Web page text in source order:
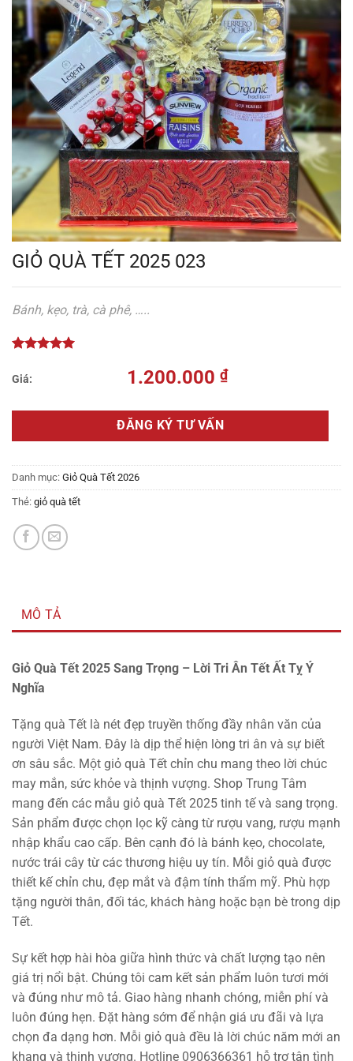
GIỎ QUÀ TẾT 2025 023
Bánh, kẹo, trà, cà phê, …..
1.200.000₫
ĐĂNG KÝ TƯ VẤN
Danh mục: Giỏ Quà Tết 2026
Thẻ: giỏ quà tết
MÔ TẢ
Giỏ Quà Tết 2025 Sang Trọng – Lời Tri Ân Tết Ất Tỵ Ý
Nghĩa
Tặng quà Tết là nét đẹp truyền thống đầy nhân văn của
người Việt Nam. Đây là dịp thể hiện lòng tri ân và sự biết
ơn sâu sắc. Một giỏ quà Tết chỉn chu mang theo lời chúc
may mắn, sức khỏe và thịnh vượng. Shop Trung Tâm
mang đến các mẫu giỏ quà Tết 2025 tinh tế và sang trọng.
Sản phẩm được chọn lọc kỹ càng từ rượu vang, rượu mạnh
nhập khẩu cao cấp. Bên cạnh đó là bánh kẹo, chocolate,
nước trái cây từ các thương hiệu uy tín. Mỗi giỏ quà được
thiết kế chỉn chu, đẹp mắt và đậm tính thẩm mỹ. Phù hợp
tặng người thân, đối tác, khách hàng hoặc bạn bè trong dịp
Tết.
Sự kết hợp hài hòa giữa hình thức và chất lượng tạo nên
giá trị nổi bật. Chúng tôi cam kết sản phẩm luôn tươi mới
và đúng như mô tả. Giao hàng nhanh chóng, miễn phí và
luôn đúng hẹn. Đặt hàng sớm để nhận giá ưu đãi và lựa
chọn đa dạng hơn. Mỗi giỏ quà đều là lời chúc năm mới an
khang và thịnh vượng. Hotline 0906366361 hỗ trợ tận tình